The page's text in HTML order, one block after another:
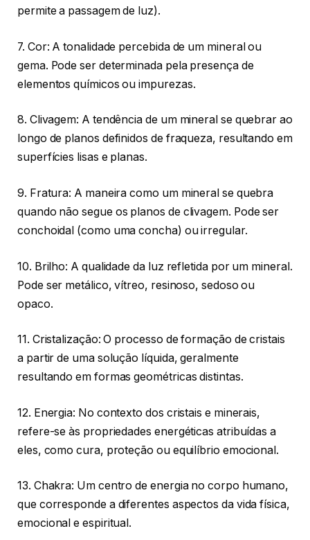
permite a passagem de luz).
7. Cor: A tonalidade percebida de um mineral ou
gema. Pode ser determinada pela presença de
elementos químicos ou impurezas.
8. Clivagem: A tendência de um mineral se quebrar ao
longo de planos definidos de fraqueza, resultando em
superfícies lisas e planas.
9. Fratura: A maneira como um mineral se quebra
quando não segue os planos de clivagem. Pode ser
conchoidal (como uma concha) ou irregular.
10. Brilho: A qualidade da luz refletida por um mineral.
Pode ser metálico, vítreo, resinoso, sedoso ou
opaco.
11. Cristalização: O processo de formação de cristais
a partir de uma solução líquida, geralmente
resultando em formas geométricas distintas.
12. Energia: No contexto dos cristais e minerais,
refere-se às propriedades energéticas atribuídas a
eles, como cura, proteção ou equilíbrio emocional.
13. Chakra: Um centro de energia no corpo humano,
que corresponde a diferentes aspectos da vida física,
emocional e espiritual.